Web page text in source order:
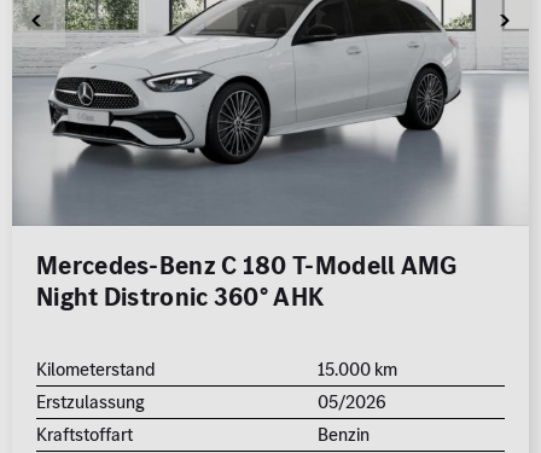
Mercedes-Benz C 180 T-Modell AMG
Night Distronic 360° AHK
Kilometerstand
15.000 km
Erstzulassung
05/2026
Kraftstoffart
Benzin